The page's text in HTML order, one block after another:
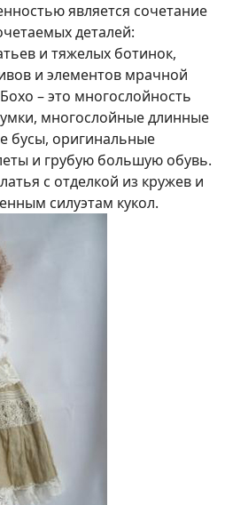
является сочетание
деталей:
и тяжелых ботинок,
и элементов мрачной
– это многослойность
многослойные длинные
бусы, оригинальные
и грубую большую обувь.
с отделкой из кружев и
силуэтам кукол.